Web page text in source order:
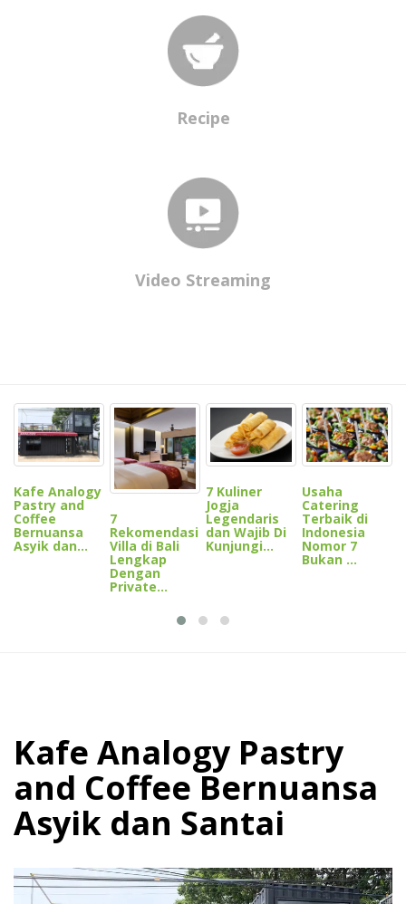
Recipe
Video Streaming
Kafe Analogy
Pastry and
Coffee
Bernuansa
Asyik dan...
7
Rekomendasi
Villa di Bali
Lengkap
Dengan
Private...
7 Kuliner
Jogja
Legendaris
dan Wajib Di
Kunjungi...
Usaha
Catering
Terbaik di
Indonesia
Nomor 7
Bukan ...
Kafe Analogy Pastry
and Coffee Bernuansa
Asyik dan Santai